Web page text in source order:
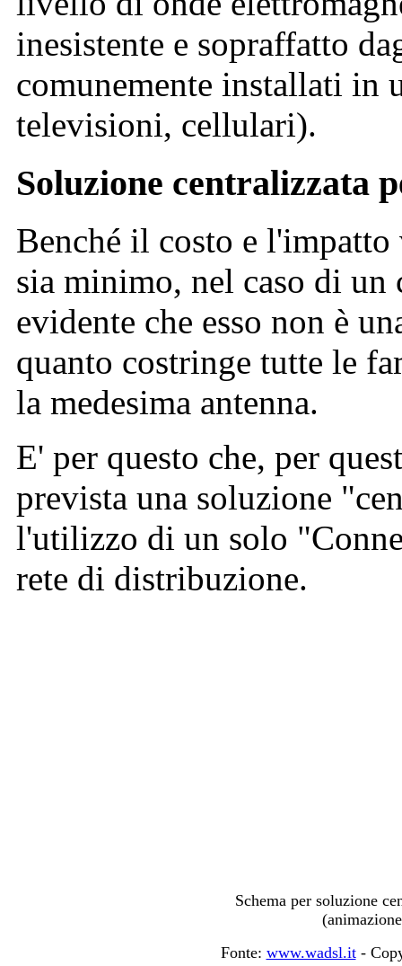
inesistente e sopraffatto
comunemente installati in
televisioni, cellulari).
Soluzione centralizzata
Benché il costo e
sia minimo, nel caso di
evidente che esso non è
quanto costringe tutte le
la medesima antenna.
E' per questo che, per
prevista una soluzione
l'utilizzo di un solo
rete di distribuzione.
Schema per soluzione
Fonte: www.wadsl.it-